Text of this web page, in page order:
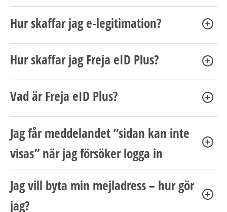
Hur skaffar jag e-legitimation?
Hur skaffar jag Freja eID Plus?
Vad är Freja eID Plus?
Jag får meddelandet ”sidan kan inte
visas” när jag försöker logga in
Jag vill byta min mejladress – hur gör
jag?